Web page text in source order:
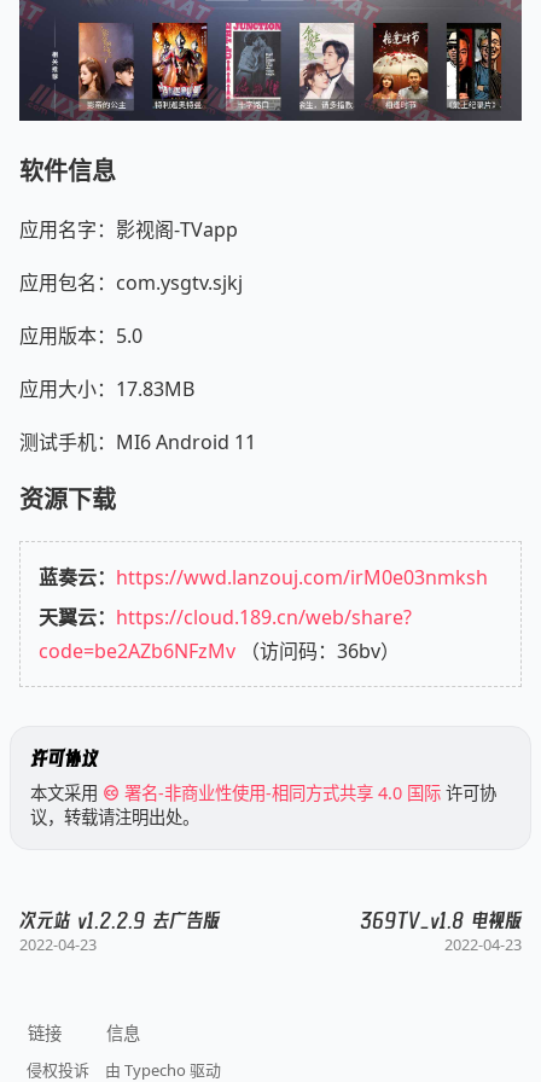
软件信息
应用名字：影视阁-TVapp
应用包名：com.ysgtv.sjkj
应用版本：5.0
应用大小：17.83MB
测试手机：MI6 Android 11
资源下载
蓝奏云： https://wwd.lanzouj.com/irM0e03nmksh
天翼云： https://cloud.189.cn/web/share?
code=be2AZb6NFzMv （访问码：36bv）
许可协议
本文采用 署名-非商业性使用-相同方式共享 4.0 国际 许可协
议，转载请注明出处。
次元站 v1.2.2.9 去广告版
2022-04-23
369TV_v1.8 电视版
2022-04-23
链接
侵权投诉
信息
由 Typecho 驱动